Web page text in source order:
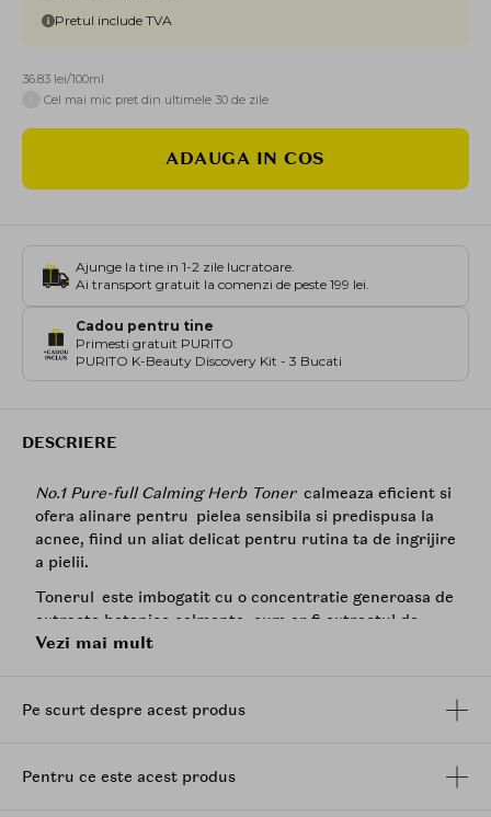
Pretul include TVA
36.83 lei/100ml
Cel mai mic pret din ultimele 30 de zile
ADAUGA IN COS
Ajunge la tine in 1-2 zile lucratoare.
Ai transport gratuit la comenzi de peste 199 lei.
Cadou pentru tine
Primesti gratuit PURITO
PURITO K-Beauty Discovery Kit - 3 Bucati
DESCRIERE
No.1 Pure-full Calming Herb Tonercalmeaza eficient si
ofera alinare pentru pielea sensibila si predispusa la
acnee, fiind un aliat delicat pentru rutina ta de ingrijire
a pielii.
Tonerul este imbogatit cu o concentratie generoasa de
extracte botanice calmante, cum ar fi extractul de
Centella Asiatica
calmeaza instantaneu pielea sensibila, reduce roseata
Este perfect pentru orice anotimp, avand o textura sa
Vezi mai mult
Pe scurt despre acest produs
Pentru ce este acest produs